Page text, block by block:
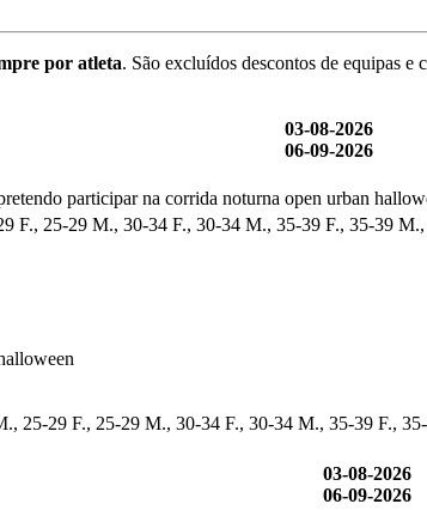
por atleta. São excluídos descontos de equipas e
03-08-2026
06-09-2026
participar na corrida noturna open urban
F., 25-29 M., 30-34 F., 30-34 M., 35-39 F., 35-39
25-29 F., 25-29 M., 30-34 F., 30-34 M., 35-39 F.,
03-08-2026
06-09-2026